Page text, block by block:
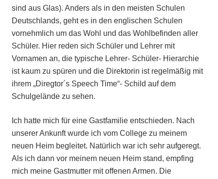
sind aus Glas). Anders als in den meisten Schulen
Deutschlands, geht es in den englischen Schulen
vornehmlich um das Wohl und das Wohlbefinden aller
Schüler. Hier reden sich Schüler und Lehrer mit
Vornamen an, die typische Lehrer- Schüler- Hierarchie
ist kaum zu spüren und die Direktorin ist regelmäßig mit
ihrem „Diregtor´s Speech Time“- Schild auf dem
Schulgelände zu sehen.
Ich hatte mich für eine Gastfamilie entschieden. Nach
unserer Ankunft wurde ich vom College zu meinem
neuen Heim begleitet. Natürlich war ich sehr aufgeregt.
Als ich dann vor meinem neuen Heim stand, empfing
mich meine Gastmutter mit offenen Armen. Die